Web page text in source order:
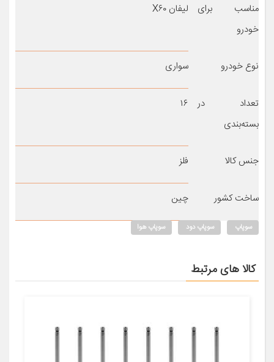
مناسب برای
خودرو
لیفان X۶۰
نوع خودرو سواری
تعداد در
بسته‌بندی
۱۶
جنس کالا فلز
ساخت کشور چین
سوپاپ سوپاپ دود سوپاپ هوا
کالا های مرتبط